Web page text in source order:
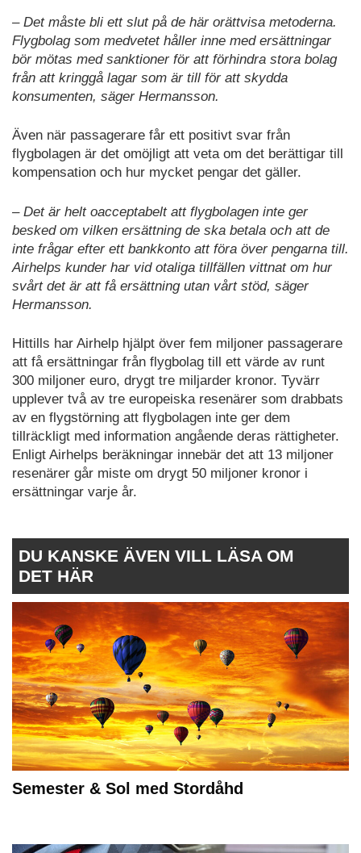
– Det måste bli ett slut på de här orättvisa metoderna.
Flygbolag som medvetet håller inne med ersättningar
bör mötas med sanktioner för att förhindra stora bolag
från att kringgå lagar som är till för att skydda
konsumenten, säger Hermansson.
Även när passagerare får ett positivt svar från
flygbolagen är det omöjligt att veta om det berättigar till
kompensation och hur mycket pengar det gäller.
– Det är helt oacceptabelt att flygbolagen inte ger
besked om vilken ersättning de ska betala och att de
inte frågar efter ett bankkonto att föra över pengarna till.
Airhelps kunder har vid otaliga tillfällen vittnat om hur
svårt det är att få ersättning utan vårt stöd, säger
Hermansson.
Hittills har Airhelp hjälpt över fem miljoner passagerare
att få ersättningar från flygbolag till ett värde av runt
300 miljoner euro, drygt tre miljarder kronor. Tyvärr
upplever två av tre europeiska resenärer som drabbats
av en flygstörning att flygbolagen inte ger dem
tillräckligt med information angående deras rättigheter.
Enligt Airhelps beräkningar innebär det att 13 miljoner
resenärer går miste om drygt 50 miljoner kronor i
ersättningar varje år.
DU KANSKE ÄVEN VILL LÄSA OM
DET HÄR
Semester & Sol med Stordåhd